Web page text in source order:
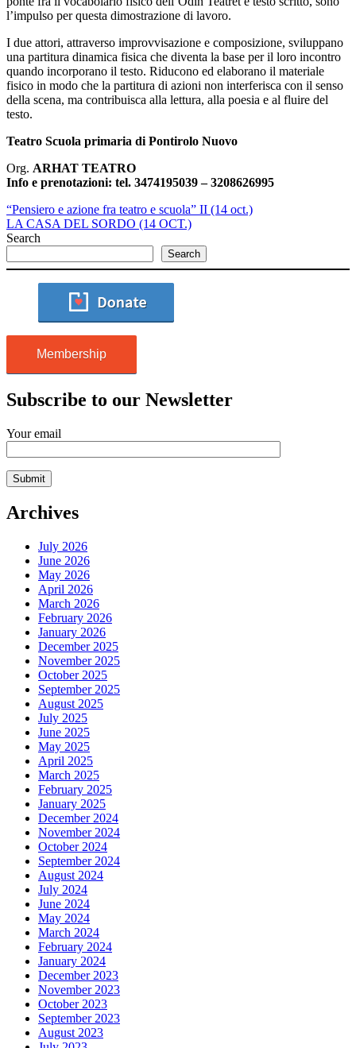
l’impulso per questa dimostrazione di lavoro.
I due attori, attraverso improvvisazione e composizione, sviluppano
una partitura dinamica fisica che diventa la base per il loro incontro
quando incorporano il testo. Riducono ed elaborano il materiale
fisico in modo che la partitura di azioni non interferisca con il senso
della scena, ma contribuisca alla lettura, alla poesia e al fluire del
testo.
Teatro Scuola primaria di Pontirolo Nuovo
Org. ARHAT TEATRO
Info e prenotazioni: tel. 3474195039 – 3208626995
“Pensiero e azione fra teatro e scuola” II (14 oct.)
LA CASA DEL SORDO (14 OCT.)
Search
Search
Membership
Subscribe to our Newsletter
Your email
Archives
July 2026
June 2026
May 2026
April 2026
March 2026
February 2026
January 2026
December 2025
November 2025
October 2025
September 2025
August 2025
July 2025
June 2025
May 2025
April 2025
March 2025
February 2025
January 2025
December 2024
November 2024
October 2024
September 2024
August 2024
July 2024
June 2024
May 2024
March 2024
February 2024
January 2024
December 2023
November 2023
October 2023
September 2023
August 2023